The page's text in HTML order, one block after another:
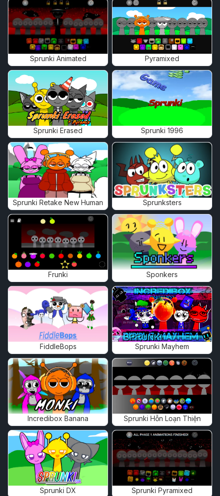
Sprunki Animated Pyramixed
Sprunki Erased Sprunki 1996
Sprunki Retake New Human Sprunksters
Frunki Sponkers
FiddleBops Sprunki Mayhem
Incredibox Banana Sprunki Hỗn Loạn Thiện
Sprunki DX Sprunki Pyramixed